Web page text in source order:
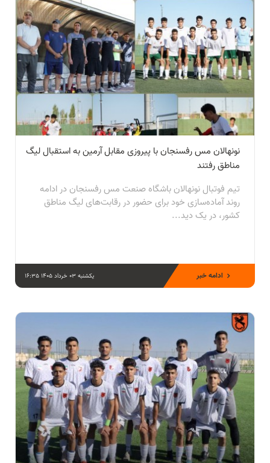
نونهالان مس رفسنجان با پیروزی مقابل آرمین به استقبال لیگ
مناطق رفتند
تیم فوتبال نونهالان باشگاه صنعت مس رفسنجان در ادامه
روند آماده‌سازی خود برای حضور در رقابت‌های لیگ مناطق
کشور، در یک دید...
یکشنبه 03 خرداد 1405 16:35 ادامه خبر